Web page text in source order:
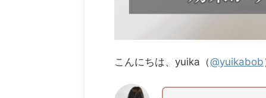
こんにちは、yuika（@yuikabob